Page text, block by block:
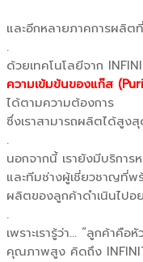
และอีกหลายภาคการผลิต
.
ด้วยเทคโนโลยีจาก
ความเข้มข้นของแก๊ส
ได้ตามความต้องการ
ซึ่งเราสามารถผลิตได้สูง
.
นอกจากนี้ เรายังมีบริการ
และทีมช่างผู้เชี่ยวชาญที่พ
ผลิตของลูกค้าดำเนินไปอ
.
เพราะเรารู้ว่า… “ลูกค้าคือหั
คุณภาพสูง คิดถึง